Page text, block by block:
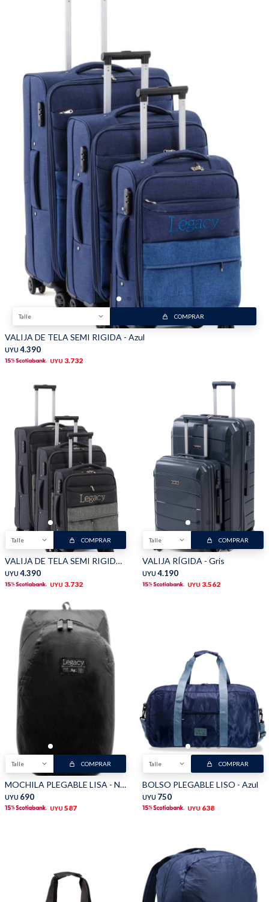
Talle COMPRAR
VALIJA DE TELA SEMI RIGIDA - Azul
UYU 4.390
UYU 3.732
Talle COMPRAR
VALIJA DE TELA SEMI RIGIDA - Gris
UYU 4.390
UYU 3.732
Talle COMPRAR
VALIJA RÍGIDA - Gris
UYU 4.190
UYU 3.562
Talle COMPRAR
MOCHILA PLEGABLE LISA - Negro
UYU 690
UYU 587
Talle COMPRAR
BOLSO PLEGABLE LISO - Azul
UYU 750
UYU 638
Envíos, cambios y devoluciones
Trabaja con nosotros